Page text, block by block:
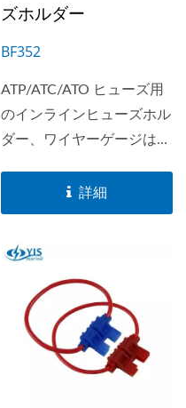
ズホルダー
BF352
ATP/ATC/ATO ヒューズ用
のインラインヒューズホル
ダー、ワイヤーゲージは
20Aまで。透明窓付きキャ
ップにより吹き飛んだヒュ
数のヒューズホルダーとし
て取り付けることができま
す。
詳細